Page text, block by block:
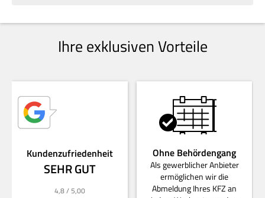
Ihre exklusiven Vorteile
Kundenzufriedenheit
SEHR GUT
4,8/ 5,00
Ohne Behördengang
Als gewerblicher Anbieter
ermöglichen wir die
Abmeldung Ihres KFZ an